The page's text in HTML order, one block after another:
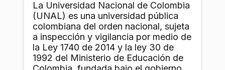
La Universidad Nacional de Colombia
(UNAL) es una universidad pública
colombiana del orden nacional, sujeta
a inspección y vigilancia por medio de
la Ley 1740 de 2014 y la ley 30 de
1992 del Ministerio de Educación de